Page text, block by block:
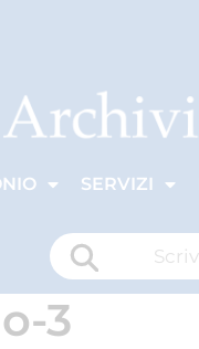
SERVIZI
3